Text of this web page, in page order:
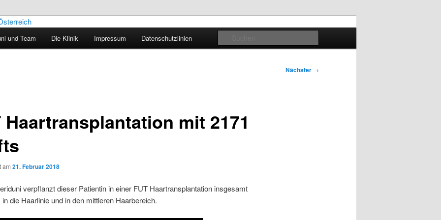
– Blog
und Team Die Klinik Impressum Datenschutzlinien
Nächster →
Haartransplantation mit 2171
am 21. Februar 2018
verpflanzt dieser Patientin in einer FUT Haartransplantation insgesamt
die Haarlinie und in den mittleren Haarbereich.